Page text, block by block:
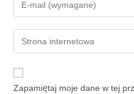
Zapamiętaj moje dane w tej